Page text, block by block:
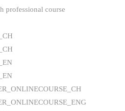
professional course